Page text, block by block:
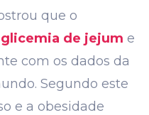
que o
glicemia de jejum e
com os dados da
Segundo este
e a obesidade